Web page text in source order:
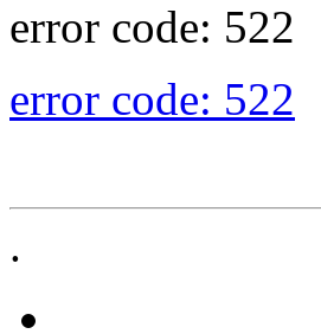
error code: 522
error code: 522
.